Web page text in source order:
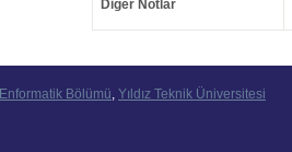
Diğer Notlar
Enformatik Bölümü, Yıldız Teknik Üniversitesi